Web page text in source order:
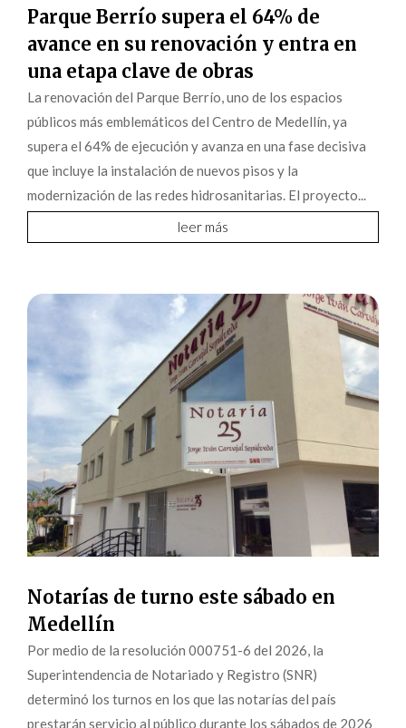
Parque Berrío supera el 64% de
avance en su renovación y entra en
una etapa clave de obras
La renovación del Parque Berrío, uno de los espacios
públicos más emblemáticos del Centro de Medellín, ya
supera el 64% de ejecución y avanza en una fase decisiva
que incluye la instalación de nuevos pisos y la
modernización de las redes hidrosanitarias. El proyecto...
leer más
Notarías de turno este sábado en
Medellín
Por medio de la resolución 000751-6 del 2026, la
Superintendencia de Notariado y Registro (SNR)
determinó los turnos en los que las notarías del país
prestarán servicio al público durante los sábados de 2026